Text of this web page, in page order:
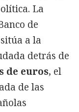
La
de
a la
detrás de
de euros, el
de las